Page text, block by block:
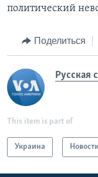
политический
Поделиться
Русская
This item is part of
Украина Новости